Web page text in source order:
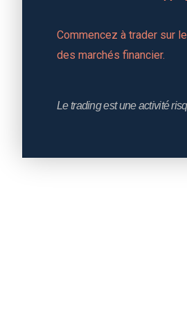
Commencez à trader sur
des marchés financier.
Le trading est une activité